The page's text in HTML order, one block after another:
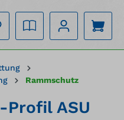
Rammschutz
ASU